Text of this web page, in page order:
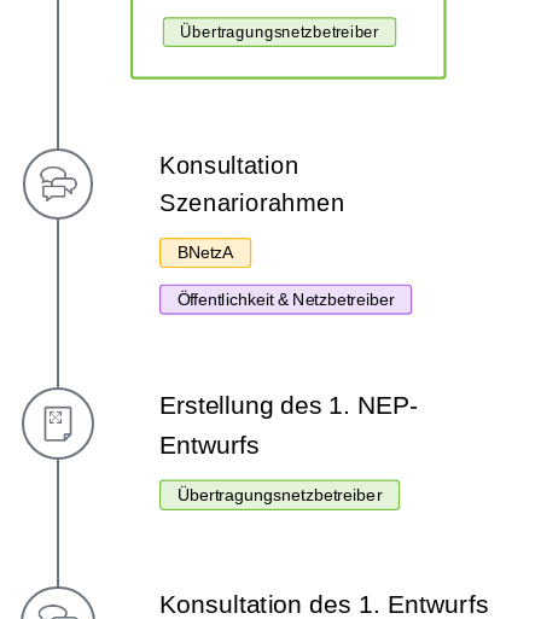
Übertragungsnetzbetreiber
Konsultation
Szenariorahmen
BNetzA
Öffentlichkeit & Netzbetreiber
Erstellung des 1. NEP-
Entwurfs
Übertragungsnetzbetreiber
Konsultation des 1. Entwurfs